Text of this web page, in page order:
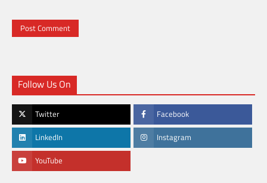
Follow Us On
Twitter Facebook
LinkedIn Instagram
YouTube